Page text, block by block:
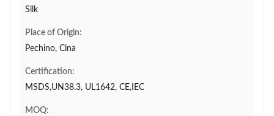
Silk
Place of Origin:
Pechino, Cina
Certification:
MSDS,UN38.3, UL1642, CE,IEC
MOQ: